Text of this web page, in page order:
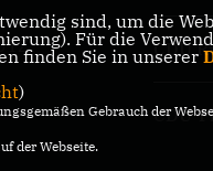
CDU
CDU-
sind, um die
Für die
finden Sie in unserer
)
Gebrauch der
der Webseite.